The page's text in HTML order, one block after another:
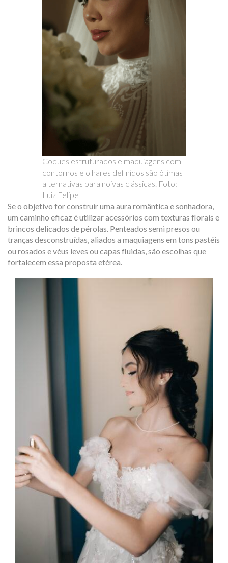
Coques estruturados e maquiagens com
contornos e olhares definidos são ótimas
alternativas para noivas clássicas. Foto:
Luiz Felipe
Se o objetivo for construir uma aura romântica e sonhadora,
um caminho eficaz é utilizar acessórios com texturas florais e
brincos delicados de pérolas. Penteados semi presos ou
tranças desconstruídas, aliados a maquiagens em tons pastéis
ou rosados e véus leves ou capas fluidas, são escolhas que
fortalecem essa proposta etérea.